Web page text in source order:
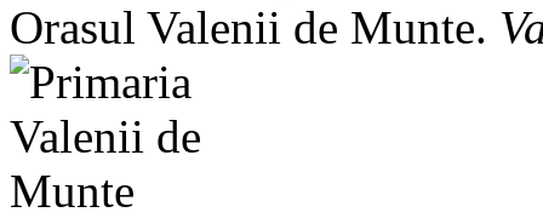
Orasul Valenii de Munte.